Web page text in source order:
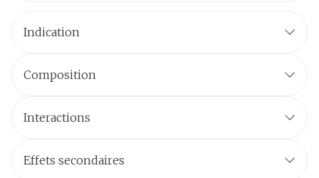
Indication
Composition
Interactions
Effets secondaires